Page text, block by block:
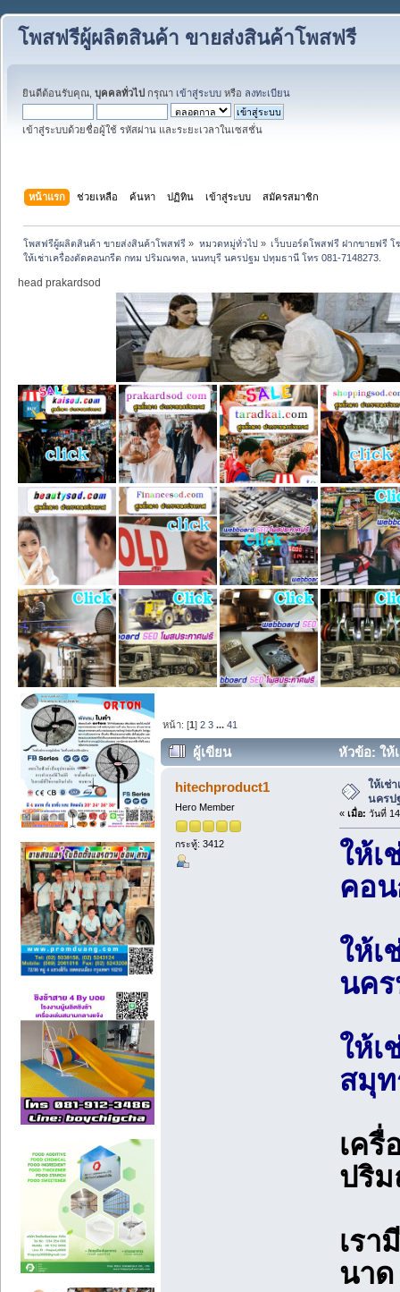
โพสฟรีผู้ผลิตสินค้า ขายส่งสินค้าโพสฟรี
ยินดีต้อนรับคุณ, บุคคลทั่วไป กรุณา เข้าสู่ระบบ หรือ ลงทะเบียน
เข้าสู่ระบบด้วยชื่อผู้ใช้ รหัสผ่าน และระยะเวลาในเซสชั่น
หน้าแรก ช่วยเหลือ ค้นหา ปฏิทิน เข้าสู่ระบบ สมัครสมาชิก
โพสฟรีผู้ผลิตสินค้า ขายส่งสินค้าโพสฟรี » หมวดหมู่ทั่วไป» เว็บบอร์ดโพสฟรี ฝากขายฟรี
ให้เช่าเครื่องตัดคอนกรีต กทม ปริมณฑล, นนทบุรี นครปฐม ปทุมธานี โทร 081-7148273.
head prakardsod
หน้า: [1]2 3 ...41
ผู้เขียน
หัวข้อ: ให้
(อ่าน 83497 ครั้ง)
hitechproduct1
Hero Member
กระทู้: 3412
ให้เช่
นครป
« เมื่อ: วันที่
ให้เ
คอน
ให้
นค
ให้เ
สมุ
เค
ปริ
เร
นาด